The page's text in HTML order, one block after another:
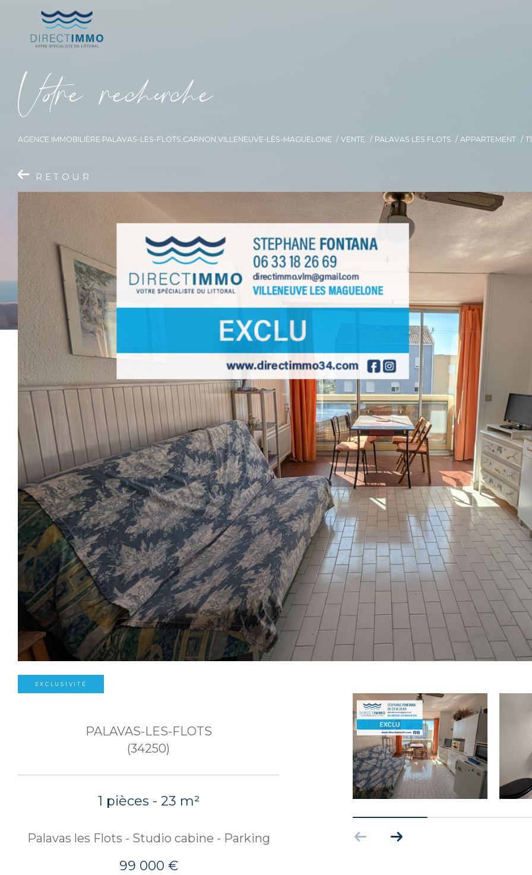
Vore recece
AGENCE IMMOBILIÈRE PALAVAS-LES-FLOTS,CARNON,VILLENEUVE-LÈS-MAGUELONE VENTE PALAVAS LES FLOTS APPARTEMENT T1
RETOUR
EXCLUSIVITÉ
PALAVAS-LES-FLOTS
(34250)
1 pièces - 23 m²
Palavas les Flots - Studio cabine - Parking
99 000 €